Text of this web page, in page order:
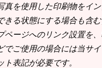
真を使用した印刷物をイ
きる状態にする場合も含
ページへのリンク設置を
でご使用の場合には当サ
ト表記が必要です。